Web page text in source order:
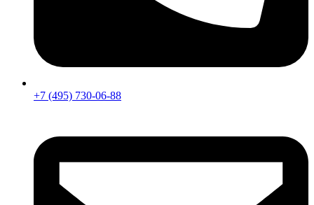
+7 (495) 730-06-88